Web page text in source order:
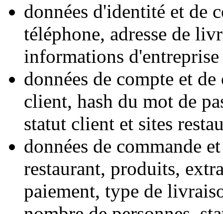
données d'identité et de
téléphone, adresse de
informations
données de compte et
client, hash du mot de
statut client et sites
données de commande
restaurant, produits,
paiement, type de